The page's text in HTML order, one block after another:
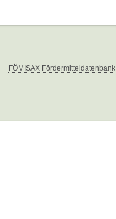
FÖMISAX Fördermitteldatenbank